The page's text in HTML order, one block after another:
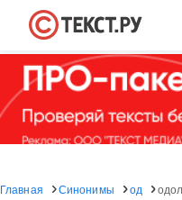
Главная Синонимы од